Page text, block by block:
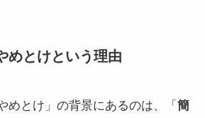
めとけという理由
めとけ」の背景にあるのは、「 簡